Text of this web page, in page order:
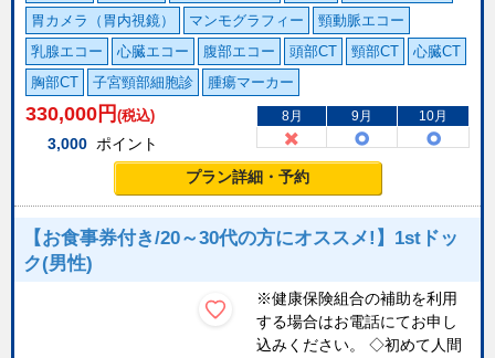
胃カメラ（胃内視鏡） マンモグラフィー
頸動脈エコー
乳腺エコー
心臓エコー 腹部エコー 頭部CT 頸部CT
心臓CT
胸部CT
子宮頸部細胞診 腫瘍マーカー
330,000 円 (税込)
3,000 ポイント
8月 9月 10月
プラン詳細・予約
【お食事券付き/20～30代の方にオススメ!】1stドッ
ク(男性)
※健康保険組合の補助を利用
する場合はお電話にてお申し
込みください。 ◇初めて人間